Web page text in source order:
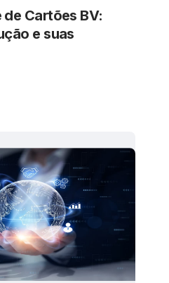
Cartões BV:
e suas